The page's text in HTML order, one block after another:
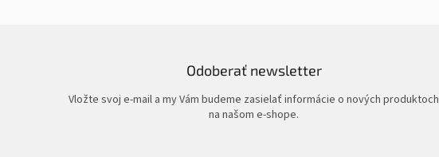
Odoberať newsletter
Vložte svoj e-mail a my Vám budeme zasielať informácie o nových produktoch
na našom e-shope.